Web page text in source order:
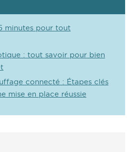
minutes pour tout
: tout savoir pour bien
connecté : Étapes clés
mise en place réussie